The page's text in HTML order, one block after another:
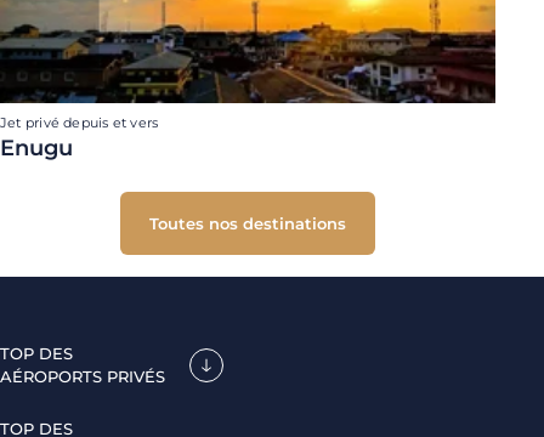
Jet privé depuis et vers
Enugu
Toutes nos destinations
TOP DES
AÉROPORTS PRIVÉS
TOP DES